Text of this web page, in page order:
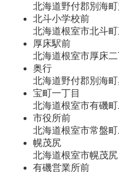
北海道野付郡別海
北斗小学校前
北海道根室市北斗町
厚床駅前
北海道根室市厚床二
奥行
北海道野付郡別海
宝町一丁目
北海道根室市有磯町
市役所前
北海道根室市常盤町
幌茂尻
北海道根室市幌茂尻
有磯営業所前